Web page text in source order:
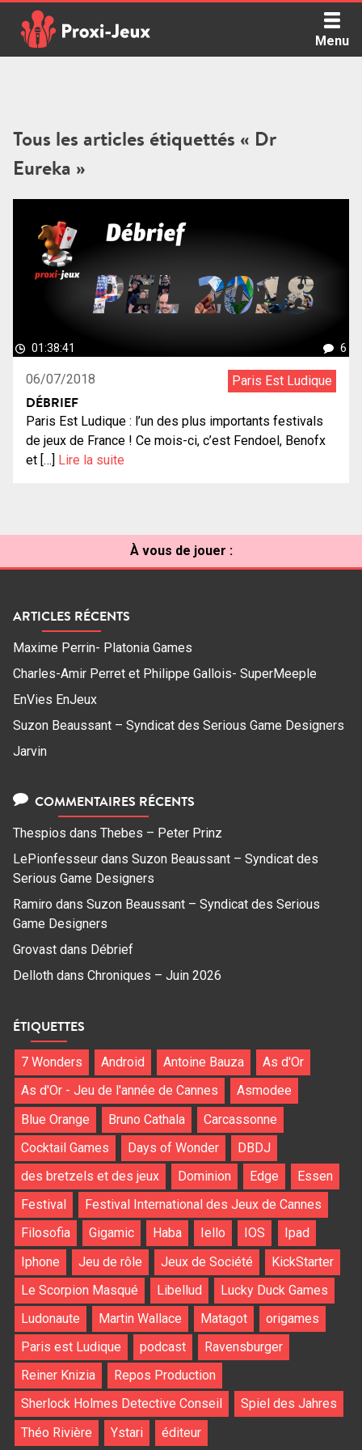
content
Menu
Tous les articles étiquettés « Dr
Eureka »
01:38:41 6
06/07/2018 Paris Est Ludique
DÉBRIEF
Paris Est Ludique : l’un des plus importants festivals
de jeux de France ! Ce mois-ci, c’est Fendoel, Benofx
et […] Lire la suite
À vous de jouer :
ARTICLES RÉCENTS
Maxime Perrin- Platonia Games
Charles-Amir Perret et Philippe Gallois- SuperMeeple
EnVies EnJeux
Suzon Beaussant – Syndicat des Serious Game Designers
Jarvin
COMMENTAIRES RÉCENTS
Thespios dans Thebes – Peter Prinz
LePionfesseur dans Suzon Beaussant – Syndicat des
Serious Game Designers
Ramiro dans Suzon Beaussant – Syndicat des Serious
Game Designers
Grovast dans Débrief
Delloth dans Chroniques – Juin 2026
ÉTIQUETTES
7 Wonders Android Antoine Bauza
As d'Or
As d'Or - Jeu de l'année de Cannes
Asmodee
Blue Orange
Bruno Cathala
Carcassonne
Cocktail Games
Days of Wonder
DBDJ
des bretzels et des jeux
Dominion Edge
Essen
Festival
Festival International des Jeux de Cannes
Filosofia
Gigamic Haba Iello IOS
Ipad
Iphone
Jeu de rôle Jeux de Société
KickStarter
Le Scorpion Masqué
Libellud
Lucky Duck Games
Ludonaute
Martin Wallace Matagot
origames
Paris est Ludique
podcast
Ravensburger
Reiner Knizia
Repos Production
Sherlock Holmes Detective Conseil
Spiel des Jahres
Théo Rivière
Ystari éditeur